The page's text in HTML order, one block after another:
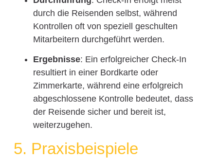
durch die Reisenden selbst, während
Kontrollen oft von speziell geschulten
Mitarbeitern durchgeführt werden.
Ergebnisse: Ein erfolgreicher Check-In
resultiert in einer Bordkarte oder
Zimmerkarte, während eine erfolgreich
abgeschlossene Kontrolle bedeutet, dass
der Reisende sicher und bereit ist,
weiterzugehen.
5. Praxisbeispiele